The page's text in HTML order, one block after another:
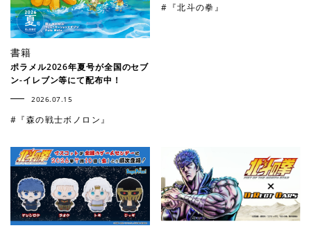
書籍
ポラメル2026年夏号が全国のセブ
ン-イレブン等にて配布中！
2026.07.15
#『森の戦士ボノロン』
#『北斗の拳』